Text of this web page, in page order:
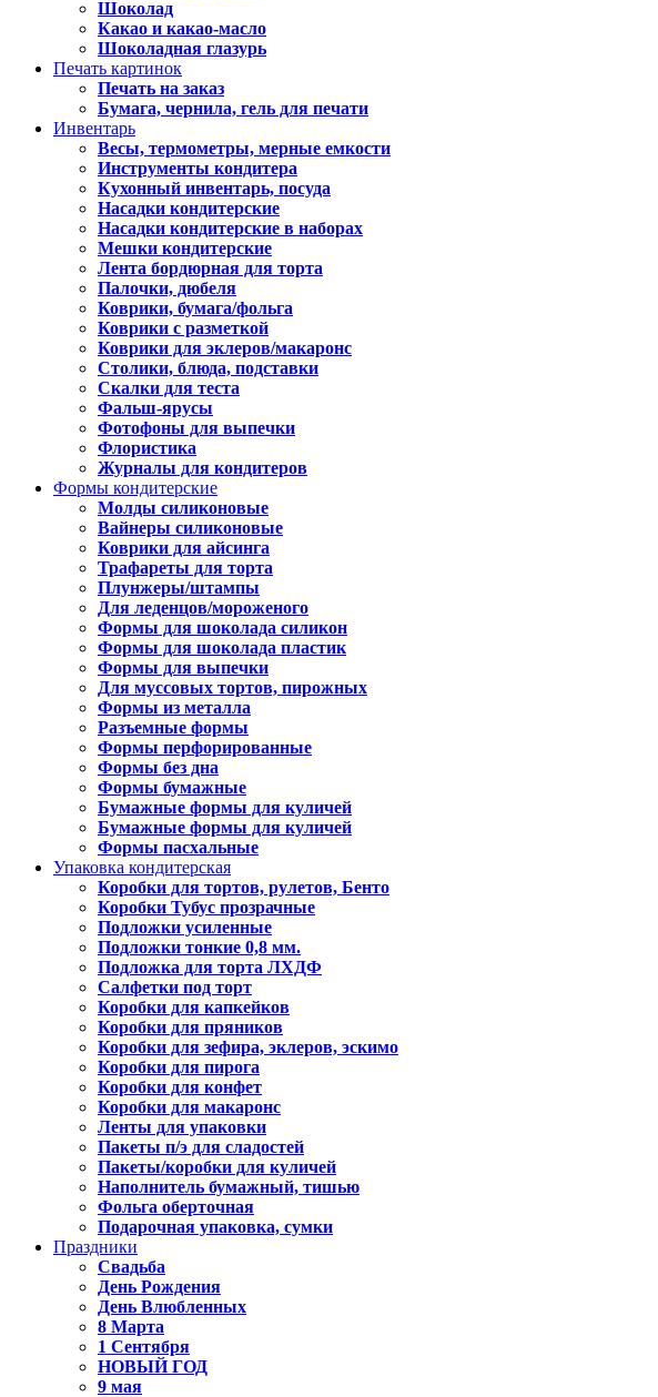
Шоколад
Какао и какао-масло
Шоколадная глазурь
Печать картинок
Печать на заказ
Бумага, чернила, гель для печати
Инвентарь
Весы, термометры, мерные емкости
Инструменты кондитера
Кухонный инвентарь, посуда
Насадки кондитерские
Насадки кондитерские в наборах
Мешки кондитерские
Лента бордюрная для торта
Палочки, дюбеля
Коврики, бумага/фольга
Коврики с разметкой
Коврики для эклеров/макаронс
Столики, блюда, подставки
Скалки для теста
Фальш-ярусы
Фотофоны для выпечки
Флористика
Журналы для кондитеров
Формы кондитерские
Молды силиконовые
Вайнеры силиконовые
Коврики для айсинга
Трафареты для торта
Плунжеры/штампы
Для леденцов/мороженого
Формы для шоколада силикон
Формы для шоколада пластик
Формы для выпечки
Для муссовых тортов, пирожных
Формы из металла
Разъемные формы
Формы перфорированные
Формы без дна
Формы бумажные
Бумажные формы для куличей
Бумажные формы для куличей
Формы пасхальные
Упаковка кондитерская
Коробки для тортов, рулетов, Бенто
Коробки Тубус прозрачные
Подложки усиленные
Подложки тонкие 0,8 мм.
Подложка для торта ЛХДФ
Салфетки под торт
Коробки для капкейков
Коробки для пряников
Коробки для зефира, эклеров, эскимо
Коробки для пирога
Коробки для конфет
Коробки для макаронс
Ленты для упаковки
Пакеты п/э для сладостей
Пакеты/коробки для куличей
Наполнитель бумажный, тишью
Фольга оберточная
Подарочная упаковка, сумки
Праздники
Свадьба
День Рождения
День Влюбленных
8 Марта
1 Сентября
НОВЫЙ ГОД
9 мая